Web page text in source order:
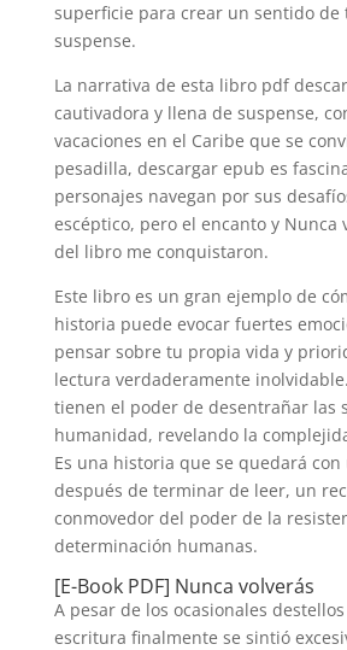
superficie para crear un sentido de
suspense.
La narrativa de esta libro pdf
cautivadora y llena de suspense,
vacaciones en el Caribe que se
pesadilla, descargar epub es
personajes navegan por sus
escéptico, pero el encanto y Nunca
del libro me conquistaron.
Este libro es un gran ejemplo de
historia puede evocar fuertes
pensar sobre tu propia vida y
lectura verdaderamente
tienen el poder de desentrañar las
humanidad, revelando la
Es una historia que se quedará
después de terminar de leer, un
conmovedor del poder de la
determinación humanas.
[E-Book PDF] Nunca volverás
A pesar de los ocasionales
escritura finalmente se sintió